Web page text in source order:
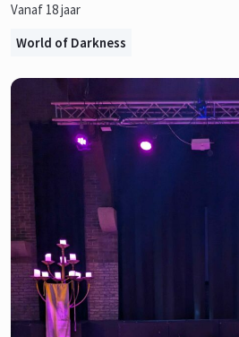
Vanaf 18 jaar
World of Darkness